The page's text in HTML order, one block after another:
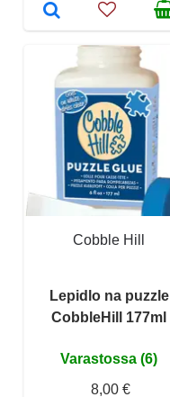
Cobble Hill
Lepidlo na puzzle
CobbleHill 177ml
Varastossa (6)
8,00 €